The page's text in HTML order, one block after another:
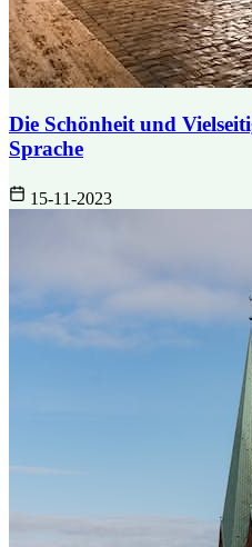
Die Schönheit und
Sprache
15-11-2023